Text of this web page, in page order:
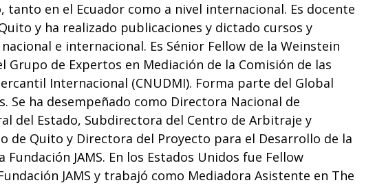
en el Ecuador como a nivel internacional. Es docente
y ha realizado publicaciones y dictado cursos y
e internacional. Es Sénior Fellow de la Weinstein
de Expertos en Mediación de la Comisión de las
Internacional (CNUDMI). Forma parte del Global
Se ha desempeñado como Directora Nacional de
del Estado, Subdirectora del Centro de Arbitraje y
de Quito y Directora del Proyecto para el Desarrollo de la
JAMS. En los Estados Unidos fue Fellow
JAMS y trabajó como Mediadora Asistente en The